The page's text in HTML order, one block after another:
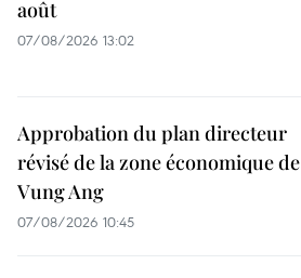
août
07/08/2026 13:02
Approbation du plan directeur
révisé de la zone économique de
Vung Ang
07/08/2026 10:45